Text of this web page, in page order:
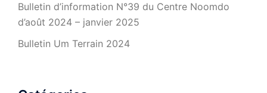
Bulletin d’information N°39 du Centre Noomdo
d’août 2024 – janvier 2025
Bulletin Um Terrain 2024